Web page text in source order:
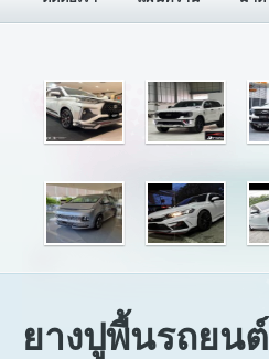
ยางปูพื้นรถยนต์